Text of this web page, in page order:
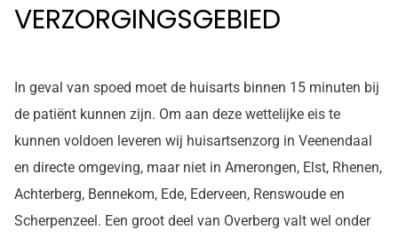
VERZORGINGSGEBIED
In geval van spoed moet de huisarts binnen 15 minuten bij
de patiënt kunnen zijn. Om aan deze wettelijke eis te
kunnen voldoen leveren wij huisartsenzorg in Veenendaal
en directe omgeving, maar niet in Amerongen, Elst, Rhenen,
Achterberg, Bennekom, Ede, Ederveen, Renswoude en
Scherpenzeel. Een groot deel van Overberg valt wel onder